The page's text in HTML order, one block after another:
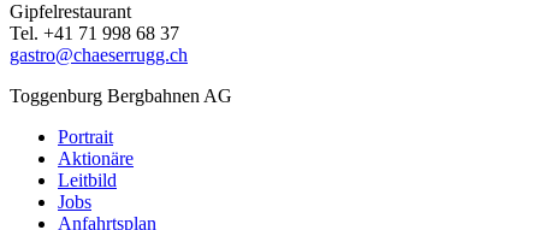
Gipfelrestaurant
Tel. +41 71 998 68 37
gastro@chaeserrugg.ch
Toggenburg Bergbahnen AG
Portrait
Aktionäre
Leitbild
Jobs
Anfahrtsplan